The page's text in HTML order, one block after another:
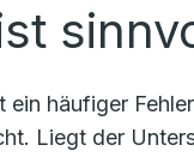
häufiger
Liegt der